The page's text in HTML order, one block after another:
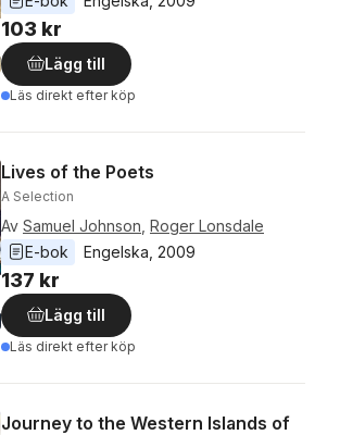
103 kr
Lägg till
Läs direkt efter köp
Lives of the Poets
A Selection
Av Samuel Johnson Roger Lonsdale
E-bok
Engelska 2009
137 kr
Lägg till
Läs direkt efter köp
Journey to the Western Islands of